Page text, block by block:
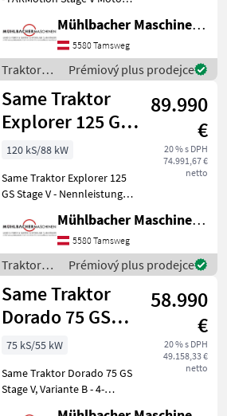
Zylinder, Hubraum
Stage V - homologierte
Leistung 90PS/
Mühlbacher Maschinen GmbH
5580 Tamsweg
Traktory /
Same
Prémiový plus prodejce
Same Traktor
Explorer 125 GS
Stage V
89.990
€
20 % s DPH
74.991,67 €
netto
120 kS/88 kW
Same Traktor Explorer 125
GS Stage V - Nennleistung
Motor - Lenksäule schwenk-
und teleskopierbar -
Automatik-Sicherheitsgurt
für F
Mühlbacher Maschinen GmbH
5580 Tamsweg
Traktory /
Same
Prémiový plus prodejce
Same Traktor
Dorado 75 GS
Stage V
58.990
€
20 % s DPH
49.158,33 €
netto
75 kS/55 kW
Same Traktor Dorado 75 GS
Stage V, Variante B - 4-